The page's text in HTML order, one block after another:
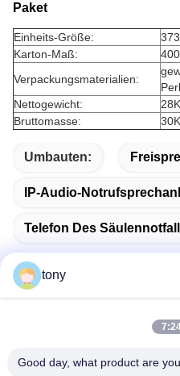
Paket
Einheits-Größe:
Karton-Maß:
Verpackungsmaterialien:
Nettogewicht:
Bruttomasse:
Umbauten:
IP-Audio-
Telefon Des
Schnelle
Adresse
tony
Good day, what product are